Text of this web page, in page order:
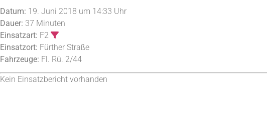
Datum: 19. Juni 2018 um 14:33 Uhr
Dauer: 37 Minuten
Einsatzart: F2
Einsatzort: Fürther Straße
Fahrzeuge: Fl. Rü. 2/44
Kein Einsatzbericht vorhanden